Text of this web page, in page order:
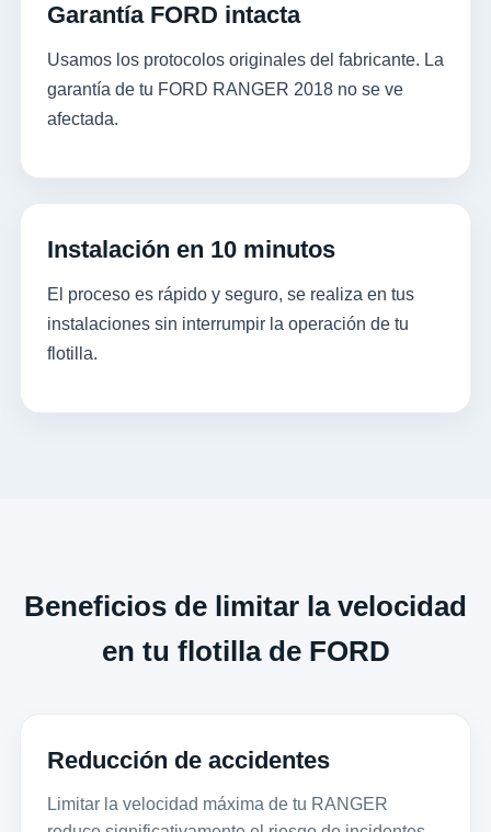
Garantía FORD intacta
Usamos los protocolos originales del fabricante. La
garantía de tu FORD RANGER 2018 no se ve
afectada.
Instalación en 10 minutos
El proceso es rápido y seguro, se realiza en tus
instalaciones sin interrumpir la operación de tu
flotilla.
Beneficios de limitar la velocidad
en tu flotilla de FORD
Reducción de accidentes
Limitar la velocidad máxima de tu RANGER